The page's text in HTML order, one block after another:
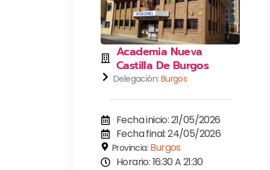
Academia Nueva
Castilla De Burgos
Delegación: Burgos
Fecha inicio: 21/05/2026
Fecha final: 24/05/2026
Provincia: Burgos
Horario: 16:30 A 21:30